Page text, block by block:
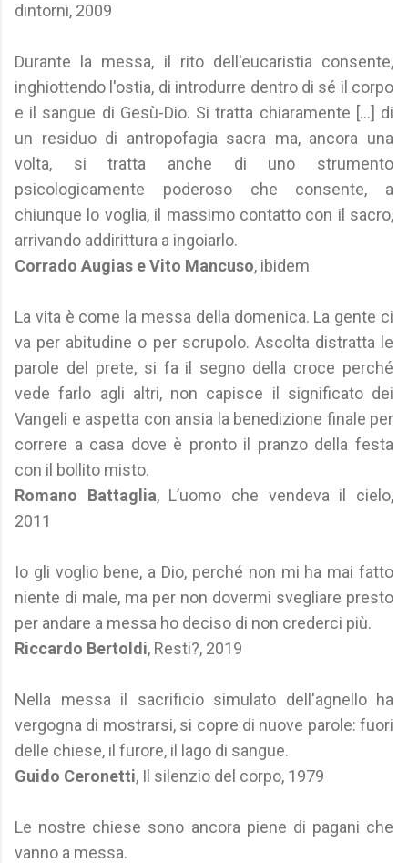
dintorni, 2009
Durante la messa, il rito dell'eucaristia consente,
inghiottendo l'ostia, di introdurre dentro di sé il corpo
e il sangue di Gesù-Dio. Si tratta chiaramente [...] di
un residuo di antropofagia sacra ma, ancora una
volta, si tratta anche di uno strumento
psicologicamente poderoso che consente, a
chiunque lo voglia, il massimo contatto con il sacro,
arrivando addirittura a ingoiarlo.
Corrado Augias e Vito Mancuso, ibidem
La vita è come la messa della domenica. La gente ci
va per abitudine o per scrupolo. Ascolta distratta le
parole del prete, si fa il segno della croce perché
vede farlo agli altri, non capisce il significato dei
Vangeli e aspetta con ansia la benedizione finale per
correre a casa dove è pronto il pranzo della festa
con il bollito misto.
Romano Battaglia, L’uomo che vendeva il cielo,
2011
Io gli voglio bene, a Dio, perché non mi ha mai fatto
niente di male, ma per non dovermi svegliare presto
per andare a messa ho deciso di non crederci più.
Riccardo Bertoldi, Resti?, 2019
Nella messa il sacrificio simulato dell'agnello ha
vergogna di mostrarsi, si copre di nuove parole: fuori
delle chiese, il furore, il lago di sangue.
Guido Ceronetti, Il silenzio del corpo, 1979
Le nostre chiese sono ancora piene di pagani che
vanno a messa.